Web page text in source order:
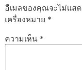
อีเมลของคุณจะไม่แส
เครื่องหมาย *
ความเห็น *